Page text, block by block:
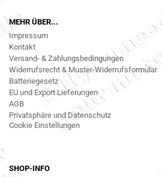
MEHR ÜBER...
Impressum
Kontakt
Versand- & Zahlungsbedingungen
Widerrufsrecht & Muster-Widerrufsformular
Batteriegesetz
EU und Export Lieferungen
AGB
Privatsphäre und Datenschutz
Cookie Einstellungen
SHOP-INFO